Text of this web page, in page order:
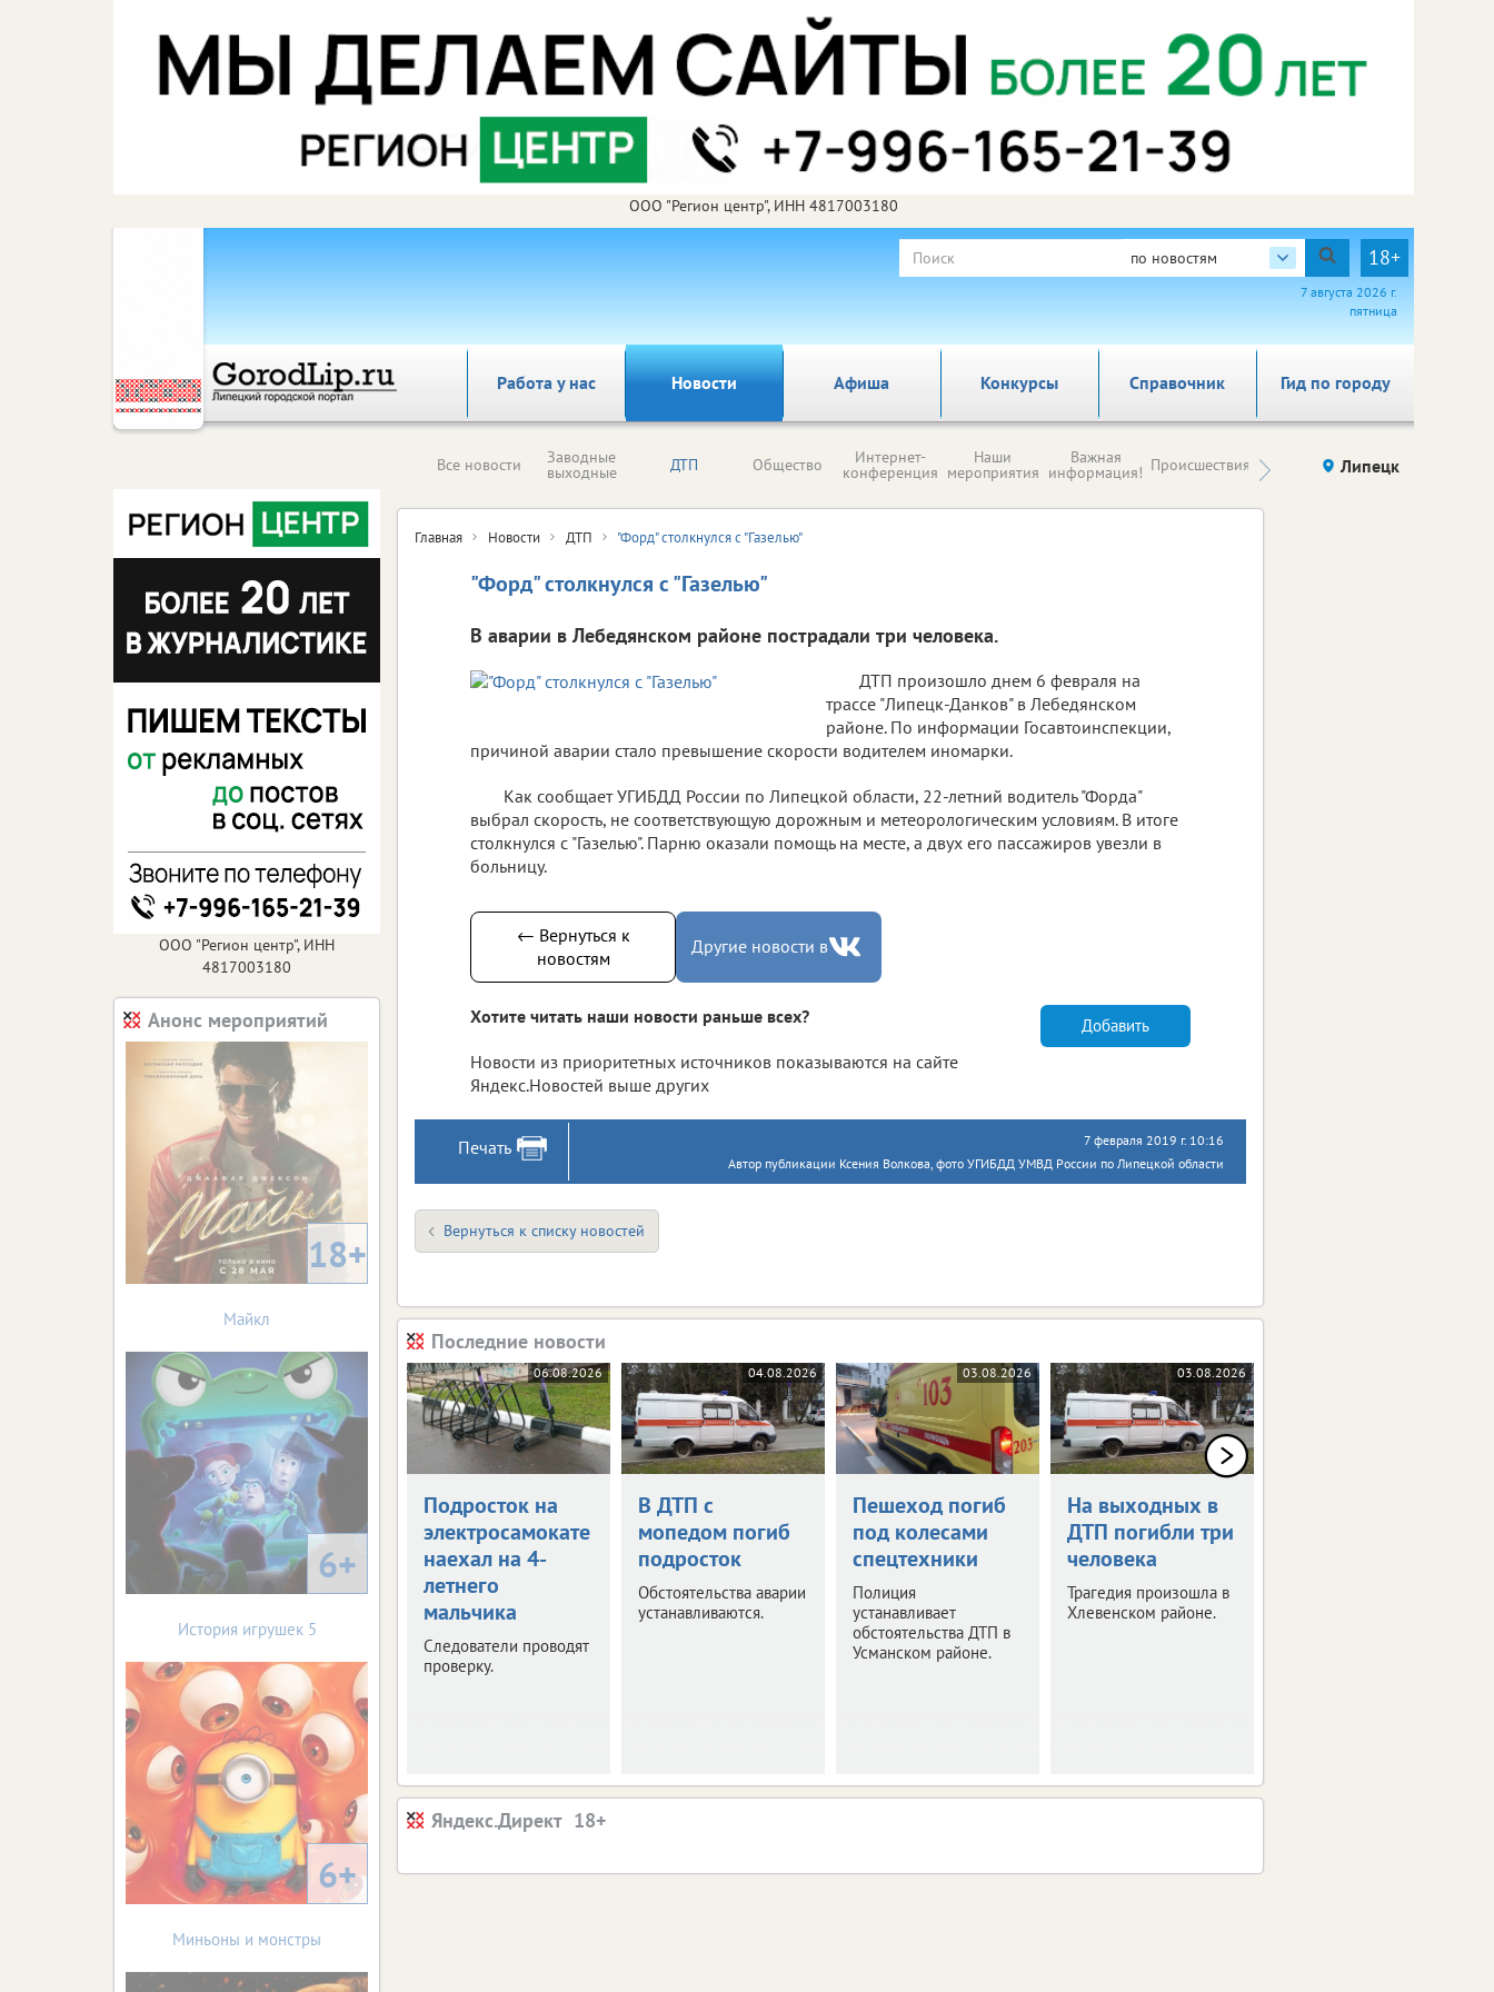
ООО "Регион центр", ИНН 4817003180
по новостям 18+
7 августа 2026 г.
пятница
Работа у нас Новости Афиша Справочник Гид по городу
Конкурсы
Все новости Заводные
выходные ДТП Общество Интернет-
конференция
Наши
мероприятия
Важная
информация! Происшествия Здоровье компаний (на
правах
Липецк
Главная Новости ДТП "Форд" столкнулся с "Газелью"
"Форд" столкнулся с "Газелью"
В аварии в Лебедянском районе пострадали три человека.
ДТП произошло днем 6 февраля на
трассе "Липецк-Данков" в Лебедянском
районе. По информации Госавтоинспекции,
причиной аварии стало превышение скорости водителем иномарки.
Как сообщает УГИБДД России по Липецкой области, 22-летний водитель "Форда"
выбрал скорость, не соответствующую дорожным и метеорологическим условиям. В итоге
столкнулся с "Газелью". Парню оказали помощь на месте, а двух его пассажиров увезли в
больницу.
← Вернуться к
новостям
Другие новости в
Хотите читать наши новости раньше всех?
Новости из приоритетных источников показываются на сайте
Яндекс.Новостей выше других
Добавить
Печать
7 февраля 2019 г. 10:16
Автор публикации Ксения Волкова, фото УГИБДД УМВД России по Липецкой области
Вернуться к списку новостей
Последние новости
06.08.2026
Подросток на
электросамокате
наехал на 4-
летнего
мальчика
Следователи проводят
проверку.
04.08.2026
В ДТП с
мопедом погиб
подросток
Обстоятельства аварии
устанавливаются.
03.08.2026
Пешеход погиб
под колесами
спецтехники
Полиция
устанавливает
обстоятельства ДТП в
Усманском районе.
03.08.2026
На выходных в
ДТП погибли три
человека
Трагедия произошла в
Хлевенском районе.
Яндекс.Директ
ООО "Регион центр", ИНН
4817003180
Анонс мероприятий
18+
Майкл
6+
История игрушек 5
6+
Миньоны и монстры